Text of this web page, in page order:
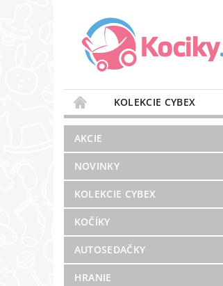
KOLEKCIE CYBEX
STAROSTLIVOSŤ O VZDUCH
BLOG
PREDAJŇA
AKCIE
NOVINKY
KOLEKCIE CYBEX
KOČÍKY
AUTOSEDAČKY
HRANIE